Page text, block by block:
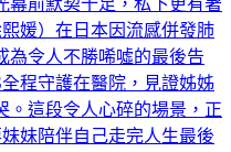
於大小S，這對從出道以來
前默契十足，私下更有著
媛）在日本因流感併發肺
為令人不勝唏噓的最後告
程守護在醫院，見證姊姊
這段令人心碎的場景，正